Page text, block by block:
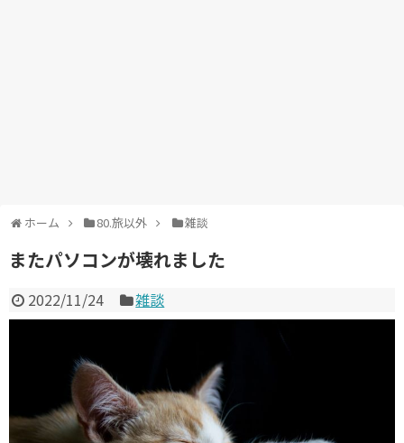
ホーム 80.旅以外 雑談
またパソコンが壊れました
2022/11/24 雑談